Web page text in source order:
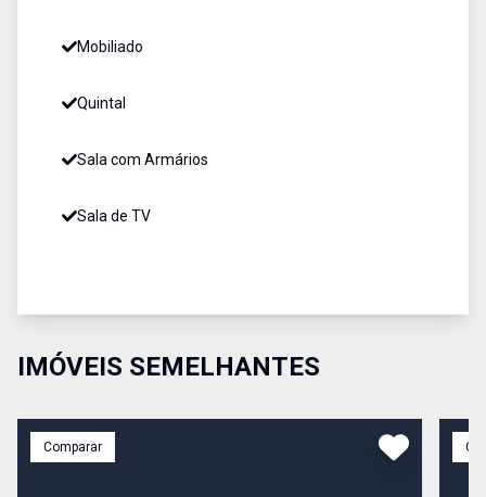
Mobiliado
Quintal
Sala com Armários
Sala de TV
IMÓVEIS SEMELHANTES
Comparar